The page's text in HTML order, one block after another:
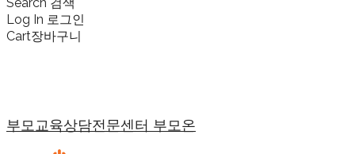
Log In 로그인
Cart장바구니
부모교육상담전문센터 부모온